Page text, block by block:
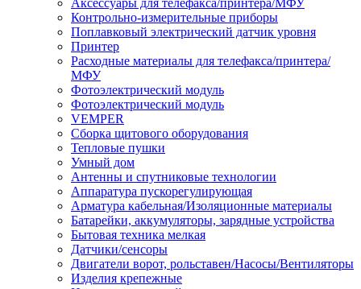
Аксессуары для телефакса/принтера/МФУ
Контрольно-измерительные приборы
Поплавковый электрический датчик уровня
Принтер
Расходные материалы для телефакса/принтера/
МФУ
Фотоэлектрический модуль
Фотоэлектрический модуль
VEMPER
Сборка щитового оборудования
Тепловые пушки
Умный дом
Антенны и спутниковые технологии
Аппаратура пускорегулирующая
Арматура кабельная/Изоляционные материалы
Батарейки, аккумуляторы, зарядные устройства
Бытовая техника мелкая
Датчики/сенсоры
Двигатели ворот, рольставен/Насосы/Вентиляторы
Изделия крепежные